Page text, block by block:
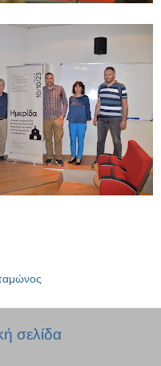
σελίδα